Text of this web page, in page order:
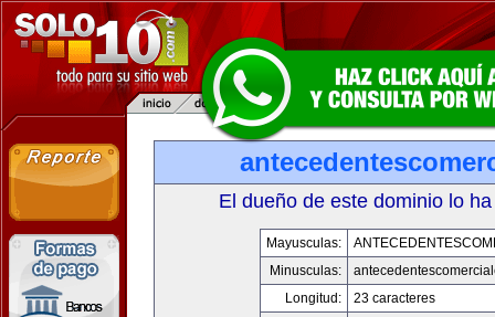
El dueño de este dominio lo
Mayusculas:
Minusculas:
Longitud:
23 caracteres